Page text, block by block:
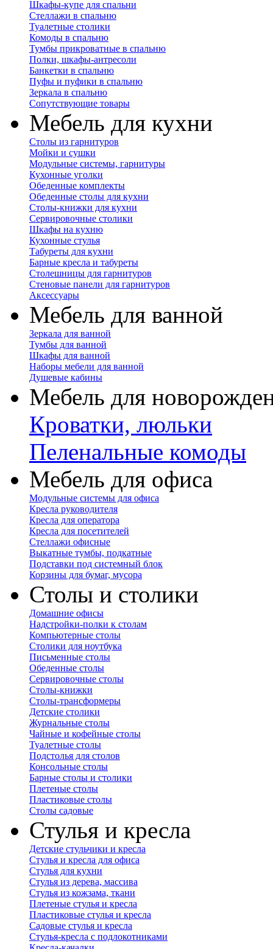
Шкафы-купе для спальни
Стеллажи в спальню
Туалетные столики
Комоды в спальню
Тумбы прикроватные в спальню
Полки, шкафы-антресоли
Банкетки в спальню
Пуфы и пуфики в спальню
Зеркала в спальню
Сопутствующие товары
Мебель для кухни
Столы из гарнитуров
Мойки и сушки
Модульные системы, гарнитуры
Кухонные уголки
Обеденные комплекты
Обеденные столы для кухни
Столы-книжки для кухни
Сервировочные столики
Шкафы на кухню
Кухонные стулья
Табуреты для кухни
Барные кресла и табуреты
Столешницы для гарнитуров
Стеновые панели для гарнитуров
Аксессуары
Мебель для ванной
Зеркала для ванной
Тумбы для ванной
Шкафы для ванной
Наборы мебели для ванной
Душевые кабины
Мебель для
Кроватки, люльки
Пеленальные комоды
Мебель для офиса
Модульные системы для офиса
Кресла руководителя
Кресла для оператора
Кресла для посетителей
Стеллажи офисные
Выкатные тумбы, подкатные
Подставки под системный блок
Корзины для бумаг, мусора
Столы и столики
Домашние офисы
Надстройки-полки к столам
Компьютерные столы
Столики для ноутбука
Письменные столы
Обеденные столы
Сервировочные столы
Столы-книжки
Столы-трансформеры
Детские столики
Журнальные столы
Чайные и кофейные столы
Туалетные столы
Подстолья для столов
Консольные столы
Барные столы и столики
Плетеные столы
Пластиковые столы
Столы садовые
Стулья и кресла
Детские стульчики и кресла
Стулья и кресла для офиса
Стулья для кухни
Стулья из дерева, массива
Стулья из кожзама, ткани
Плетеные стулья и кресла
Пластиковые стулья и кресла
Садовые стулья и кресла
Стулья-кресла с подлокотниками